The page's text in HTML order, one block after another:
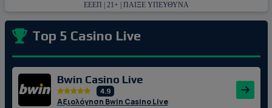
ΕΕΕΠ | 21+ | ΠΑΙΞΕ ΥΠΕΥΘΥΝΑ
Top 5 Casino Live
Bwin Casino Live
4.9
Αξιολόγηση Bwin Casino Live